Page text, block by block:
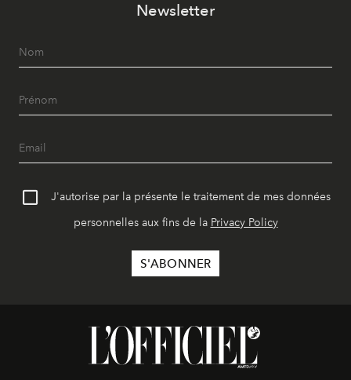
Newsletter
J'autorise par la présente le traitement de mes données
personnelles aux fins de la Privacy Policy